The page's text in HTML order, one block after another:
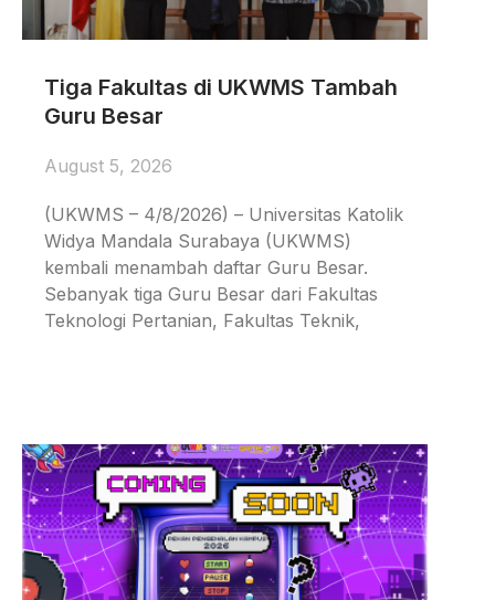
Tiga Fakultas di UKWMS Tambah
Guru Besar
August 5, 2026
(UKWMS – 4/8/2026) – Universitas Katolik
Widya Mandala Surabaya (UKWMS)
kembali menambah daftar Guru Besar.
Sebanyak tiga Guru Besar dari Fakultas
Teknologi Pertanian, Fakultas Teknik,